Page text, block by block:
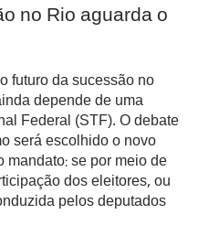
no Rio aguarda o
futuro da sucessão no
depende de uma
Federal (STF). O debate
será escolhido o novo
se por meio de
dos eleitores, ou
pelos deputados